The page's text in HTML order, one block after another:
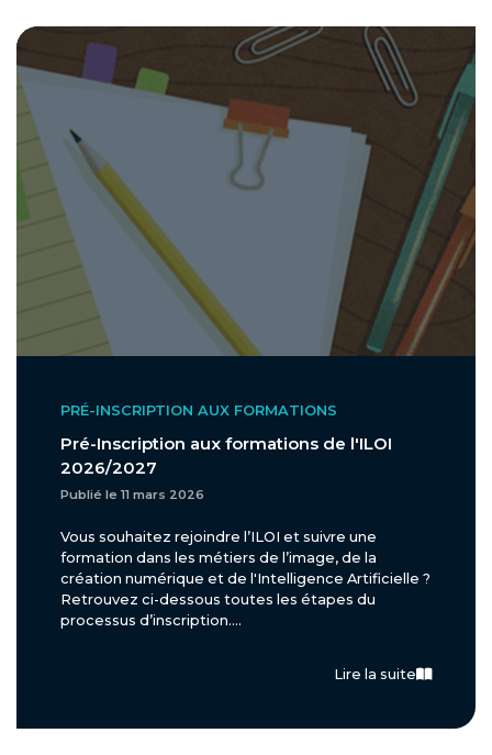
PRÉ-INSCRIPTION AUX FORMATIONS
Pré-Inscription aux formations de l'ILOI
2026/2027
Publié le 11 mars 2026
Vous souhaitez rejoindre l’ILOI et suivre une
formation dans les métiers de l’image, de la
création numérique et de l'Intelligence Artificielle ?
Retrouvez ci-dessous toutes les étapes du
processus d’inscription....
Lire la suite